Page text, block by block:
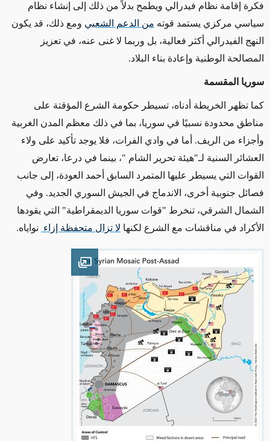
فكرة إقامة نظام فيدرالي ويطمح بدلاً من ذلك إلى إنشاء نظام
سياسي مركزي يستمد قوته من الدعم الشعبي ومع ذلك، قد يكون
النهج الفيدرالي أكثر فعالية، بل وربما لا غنى عنه، في تعزيز
المصالحة الوطنية وإعادة بناء البلاد.
سوريا المقسمة
كما تظهر الخريطة أدناه، تسيطر حكومة الشرع المؤقتة على
مناطق محدودة نسبيًا في سوريا، بما في ذلك معظم المدن الغربية
وأجزاء من الريف. أما في وادي الفرات، فلا يوجد تأكيد على ولاء
العشائر السنية لـ"هيئة تحرير الشام "، بينما في درعا، تعارض
القوات التي يسيطر عليها المتمرد السابق أحمد العودة، إلى جانب
فصائل جنوبية أخرى، الاندماج في الجيش السوري الجديد. وفي
الشمال الشرقي، تنخرط "قوات سوريا الديمقراطية" التي يقودها
الأكراد في مناقشات مع الشرع لكنها لا تزال متحفظة إزاء نواياه.
Open image